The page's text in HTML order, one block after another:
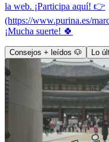
la web. ¡Participa aquí! 👉
(https://www.purina.es/
¡Mucha suerte! 🍀
Consejos + leídos 🐶 Lo